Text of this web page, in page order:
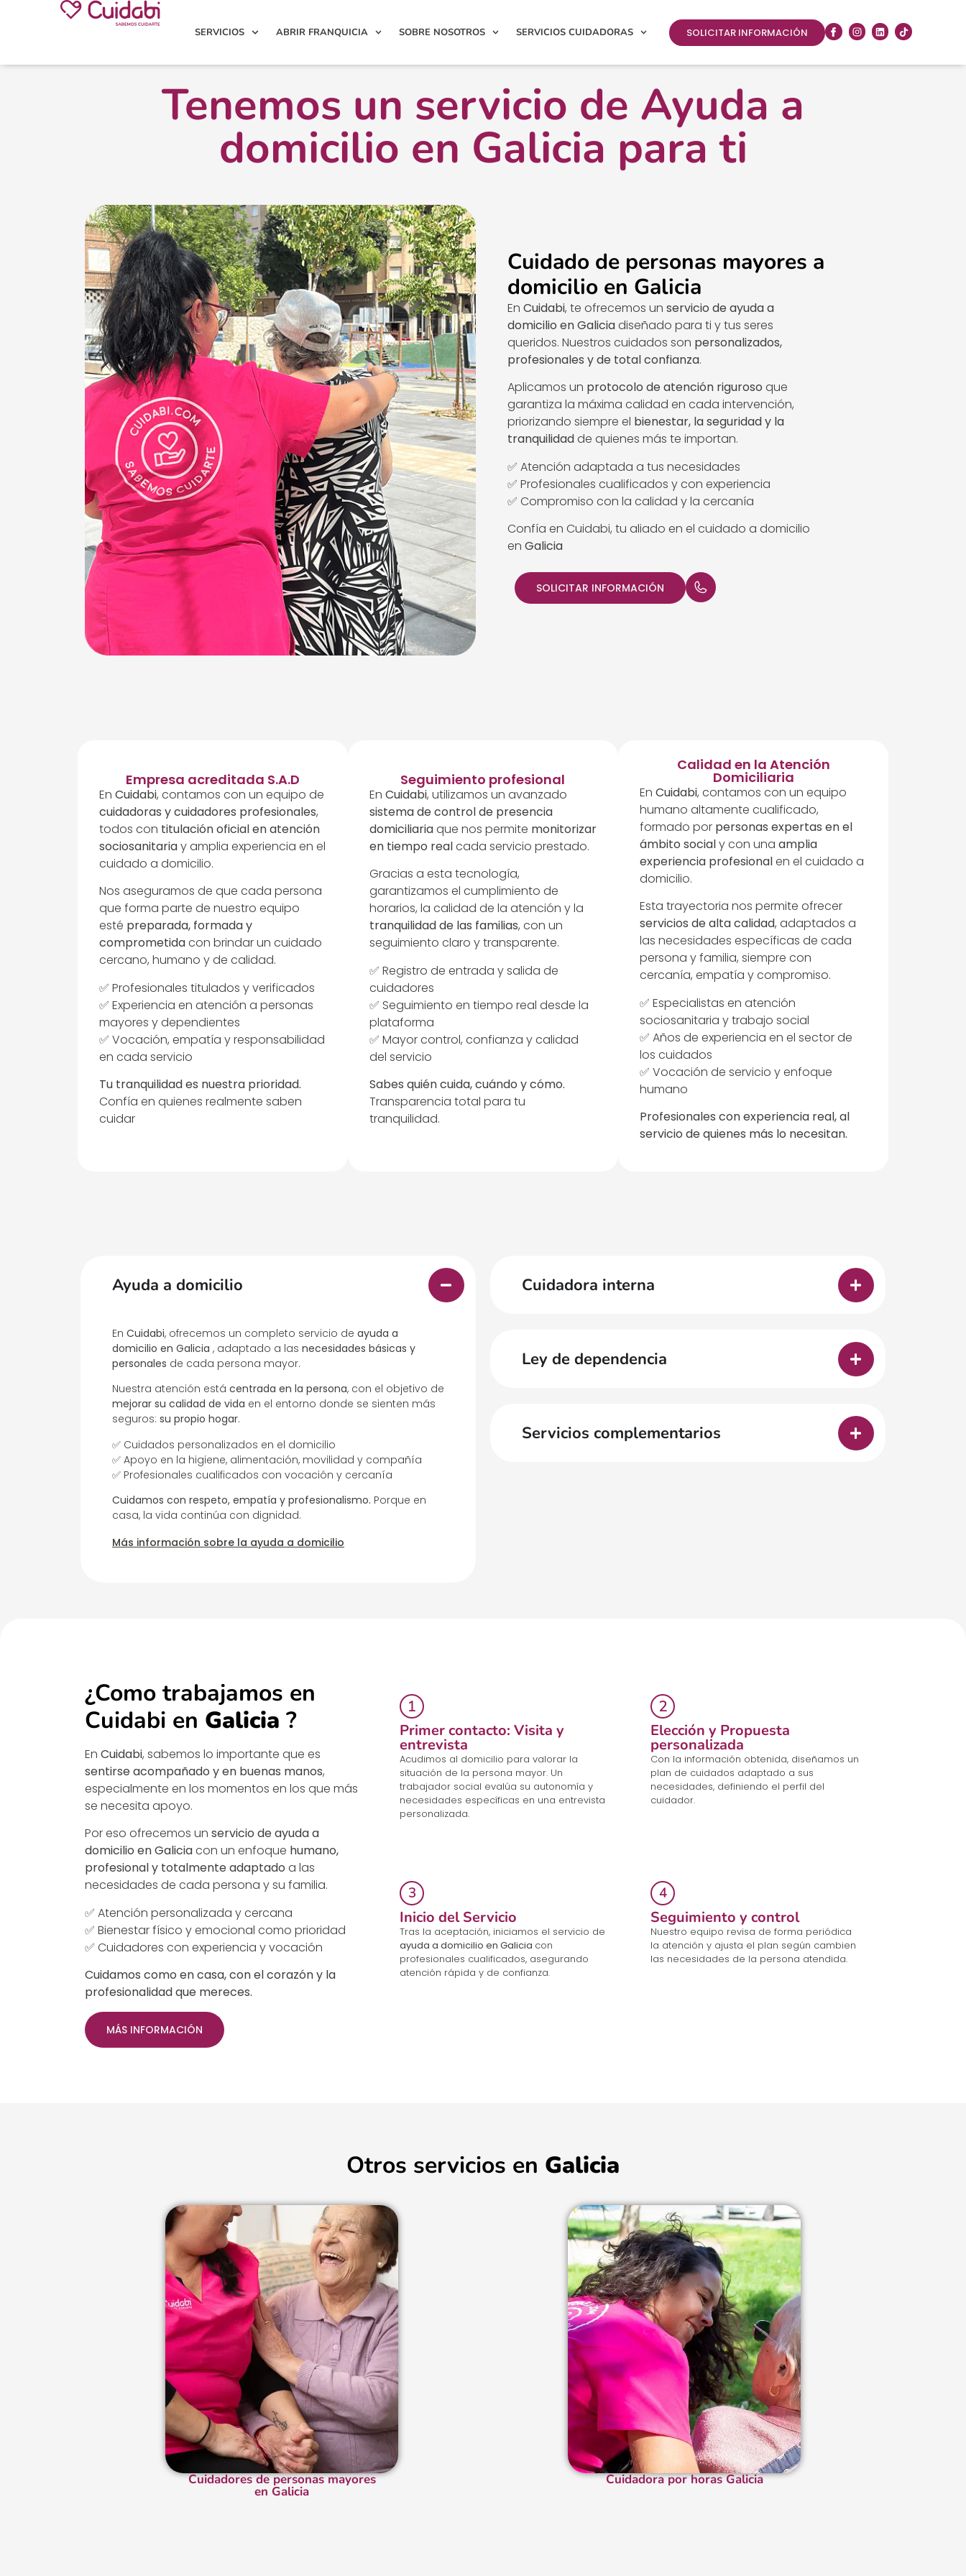
SERVICIOS ABRIR FRANQUICIA SOBRE NOSOTROS SERVICIOS CUIDADORAS SOLICITAR INFORMACIÓN
Tenemos un servicio de Ayuda a
domicilio en Galicia para ti
Cuidado de personas mayores a
domicilio en Galicia
En Cuidabi, te ofrecemos un servicio de ayuda a
domicilio en Galiciadiseñado para ti y tus seres
queridos. Nuestros cuidados son personalizados,
profesionales y de total confianza.
Aplicamos un protocolo de atención riguroso que
garantiza la máxima calidad en cada intervención,
priorizando siempre el bienestar, la seguridad y la
tranquilidadde quienes más te importan.
✅ Atención adaptada a tus necesidades
✅ Profesionales cualificados y con experiencia
✅ Compromiso con la calidad y la cercanía
Confía en Cuidabi, tu aliado en el cuidado a domicilio
en Galicia
SOLICITAR INFORMACIÓN
Empresa acreditada S.A.D
En Cuidabi, contamos con un equipo de
cuidadoras y cuidadores profesionales,
todos con titulación oficial en atención
sociosanitariay amplia experiencia en el
cuidado a domicilio.
Nos aseguramos de que cada persona
que forma parte de nuestro equipo
esté preparada, formada y
comprometidacon brindar un cuidado
cercano, humano y de calidad.
✅ Profesionales titulados y verificados
✅ Experiencia en atención a personas
mayores y dependientes
✅ Vocación, empatía y responsabilidad
en cada servicio
Tu tranquilidad es nuestra prioridad.
Confía en quienes realmente saben
cuidar
Seguimiento profesional
En Cuidabi, utilizamos un avanzado
sistema de control de presencia
domiciliariaque nos permite monitorizar
en tiempo realcada servicio prestado.
Gracias a esta tecnología,
garantizamos el cumplimiento de
horarios, la calidad de la atención y la
tranquilidad de las familias, con un
seguimiento claro y transparente.
✅ Registro de entrada y salida de
cuidadores
✅ Seguimiento en tiempo real desde la
plataforma
✅ Mayor control, confianza y calidad
del servicio
Sabes quién cuida, cuándo y cómo.
Transparencia total para tu
tranquilidad.
Calidad en la Atención
Domiciliaria
EnCuidabi, contamos con un equipo
humano altamente cualificado,
formado por personas expertas en el
ámbito socialy con unaamplia
experiencia profesionalen el cuidado a
domicilio.
Esta trayectoria nos permite ofrecer
servicios de alta calidad, adaptados a
las necesidades específicas de cada
persona y familia, siempre con
cercanía, empatía y compromiso.
✅ Especialistas en atención
sociosanitaria y trabajo social
✅ Años de experiencia en el sector de
los cuidados
✅ Vocación de servicio y enfoque
humano
Profesionales con experiencia real, al
servicio de quienes más lo necesitan.
Ayuda a domicilio
En Cuidabi, ofrecemos un completo servicio de ayuda a
domicilio en Galicia , adaptado a las necesidades básicas y
personales de cada persona mayor.
Nuestra atención está centrada en la persona, con el objetivo de
mejorar su calidad de vida en el entorno donde se sienten más
seguros: su propio hogar.
✅ Cuidados personalizados en el domicilio
✅ Apoyo en la higiene, alimentación, movilidad y compañía
✅ Profesionales cualificados con vocación y cercanía
Cuidamos con respeto, empatía y profesionalismo. Porque en
casa, la vida continúa con dignidad.
Más información sobre la ayuda a domicilio
Cuidadora interna
Ley de dependencia
Servicios complementarios
¿Como trabajamos en
Cuidabi en Galicia ?
En Cuidabi, sabemos lo importante que es
sentirse acompañado y en buenas manos,
especialmente en los momentos en los que más
se necesita apoyo.
Por eso ofrecemos un servicio de ayuda a
domicilio en Galiciacon un enfoque humano,
profesional y totalmente adaptado a las
necesidades de cada persona y su familia.
✅ Atención personalizada y cercana
✅ Bienestar físico y emocional como prioridad
✅ Cuidadores con experiencia y vocación
Cuidamos como en casa, con el corazón y la
profesionalidad que mereces.
MÁS INFORMACIÓN
Primer contacto: Visita y
entrevista
Acudimos al domicilio para valorar la
situación de la persona mayor. Un
trabajador social evalúa su autonomía y
necesidades específicas en una entrevista
personalizada.
Elección y Propuesta
personalizada
Con la información obtenida, diseñamos un
plan de cuidados adaptado a sus
necesidades, definiendo el perfil del
cuidador.
Inicio del Servicio
Tras la aceptación, iniciamos el servicio de
ayuda a domicilio en Galicia con
profesionales cualificados, asegurando
atención rápida y de confianza.
Seguimiento y control
Nuestro equipo revisa de forma periódica
la atención y ajusta el plan según cambien
las necesidades de la persona atendida.
Otros servicios en Galicia
Cuidadores de personas mayores
en Galicia
Cuidadora por horas Galicia